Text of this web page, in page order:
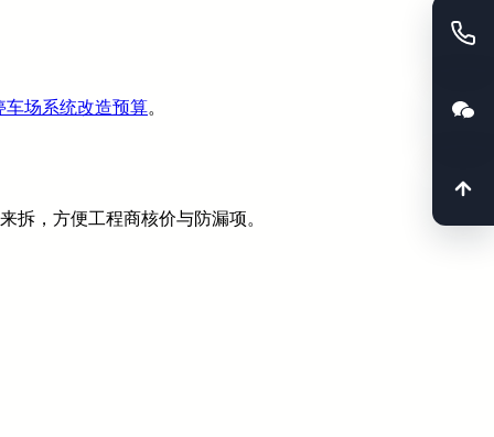
车场系统改造预算。
，方便工程商核价与防漏项。